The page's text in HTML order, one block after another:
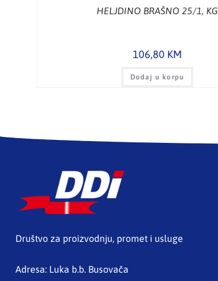
HELJDINO BRAŠNO 25/1, KG
106,80 KM
Dodaj u korpu
Društvo za proizvodnju, promet i usluge
Adresa: Luka b.b. Busovača